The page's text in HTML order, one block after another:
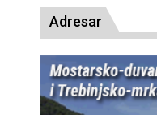
Adresar